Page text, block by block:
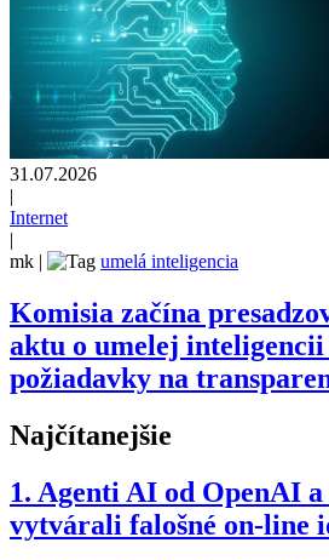
31.07.2026
|
Internet
|
mk | umelá inteligencia
Komisia začína
aktu o umelej inteligencii
požiadavky na
Najčítanejšie
1. Agenti AI od OpenAI
vytvárali falošné on-line